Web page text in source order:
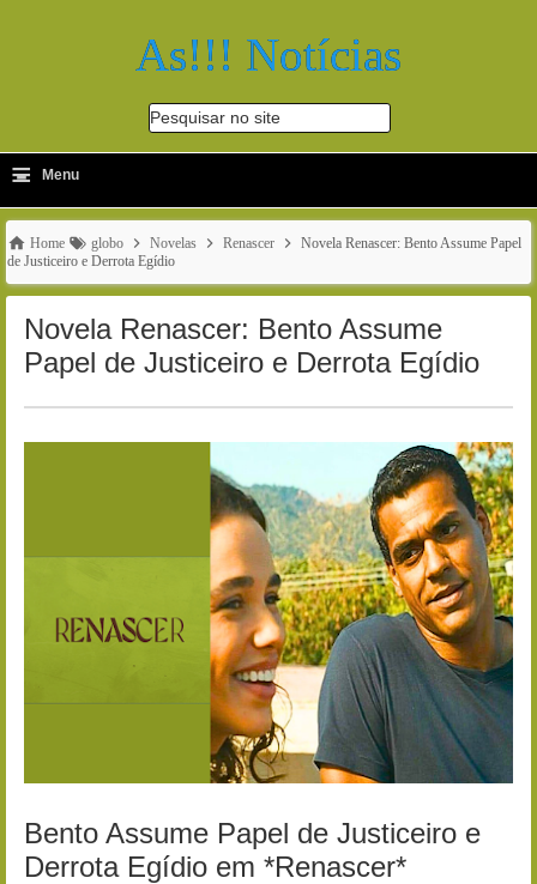
As!!! Notícias
Pesquisar no site
-
≡ Menu
Home globo Novelas Renascer
Novela Renascer: Bento Assume Papel
de Justiceiro e Derrota Egídio
Novela Renascer: Bento Assume
Papel de Justiceiro e Derrota Egídio
Bento Assume Papel de Justiceiro e
Derrota Egídio em *Renascer*